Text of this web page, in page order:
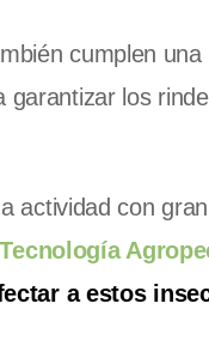
cumplen
garantizar los
actividad con
a estos